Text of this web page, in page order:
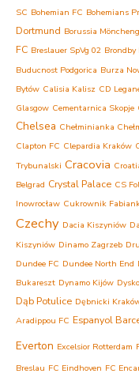
SC Bohemian FC Bohemians
Dortmund Borussia
FC Breslauer SpVg 02 Brondby
Buducnost Podgorica Burza
Bytów Calisia Kalisz CD
Glasgow Cementarnica Skopje
Chelsea Chełminianka
Clapton FC Clepardia Kraków
Trybunalski Cracovia
Belgrad Crystal Palace CS
Inowrocław Cukrownik
Czechy Dacia Kiszyniów
Kiszyniów Dinamo Zagrzeb
Dundee FC Dundee North End
Bukareszt Dynamo Kijów
Dąb Potulice Dębnicki
Aradippou FC Espanyol
Everton Excelsior Rotterdam
Breslau FC Eindhoven FC